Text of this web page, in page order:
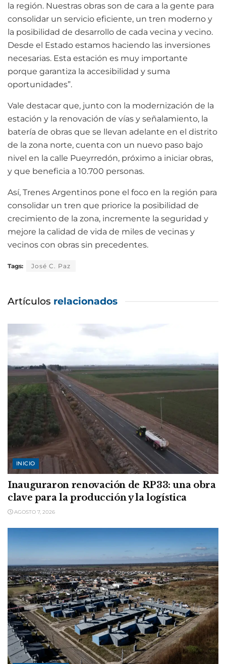
la región. Nuestras obras son de cara a la gente para
consolidar un servicio eficiente, un tren moderno y
la posibilidad de desarrollo de cada vecina y vecino.
Desde el Estado estamos haciendo las inversiones
necesarias. Esta estación es muy importante
porque garantiza la accesibilidad y suma
oportunidades”.
Vale destacar que, junto con la modernización de la
estación y la renovación de vías y señalamiento, la
batería de obras que se llevan adelante en el distrito
de la zona norte, cuenta con un nuevo paso bajo
nivel en la calle Pueyrredón, próximo a iniciar obras,
y que beneficia a 10.700 personas.
Así, Trenes Argentinos pone el foco en la región para
consolidar un tren que priorice la posibilidad de
crecimiento de la zona, incremente la seguridad y
mejore la calidad de vida de miles de vecinas y
vecinos con obras sin precedentes.
Tags: José C. Paz
Artículos relacionados
INICIO
Inauguraron renovación de RP33: una obra
clave para la producción y la logística
AGOSTO 7, 2026